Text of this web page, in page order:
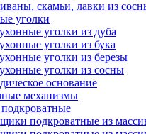
скамьи, лавки из
уголки
уголки из дуба
уголки из бука
уголки из березы
уголки из сосны
основание
механизмы
подкроватные из